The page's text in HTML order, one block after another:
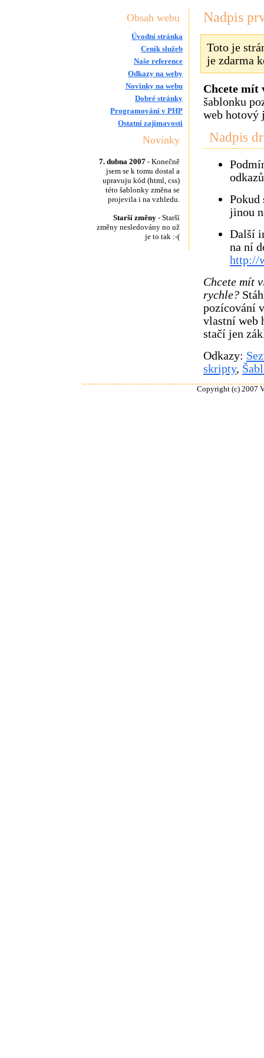
Nadpis
Toto je
je zdarma
Chcete mít
šablonku
web hotový
Nadpis
Pokud
jinou
Další
na ní
http://
Chcete mít
rychle?
pozícování
vlastní web
stačí jen
Odkazy:
skripty,
Obsah webu
Úvodní stránka
Ceník služeb
Naše reference
Odkazy na weby
Novinky na webu
Dobré stránky
Programování v PHP
Ostatní zajímavosti
Novinky
7. dubna 2007 - Konečně
jsem se k tomu dostal a
upravuju kód (html, css)
této šablonky změna se
projevila i na vzhledu.
Starší změny - Starší
změny nesledovány no už
je to tak :-(
Copyright (c) 2007